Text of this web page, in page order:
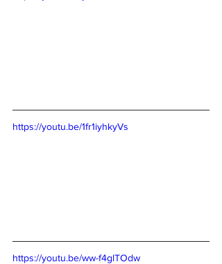
https://youtu.be/1fr1iyhkyVs
https://youtu.be/ww-f4glTOdw